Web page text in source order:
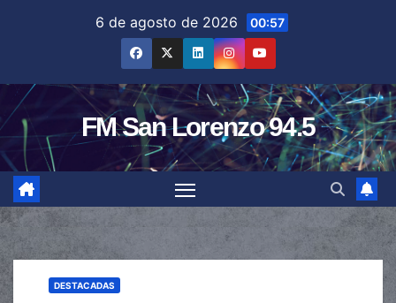
6 de agosto de 2026 00:57
FM San Lorenzo 94.5
DESTACADAS